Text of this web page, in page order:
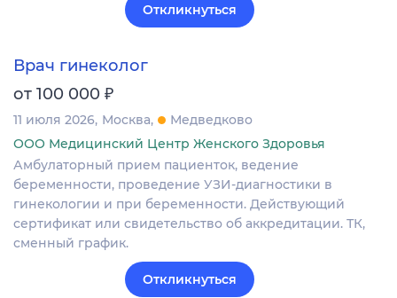
Откликнуться
Врач гинеколог
от 100 000 ₽
11 июля 2026 Москва
Медведково
ООО Медицинский Центр Женского Здоровья
Амбулаторный прием пациенток, ведение
беременности, проведение УЗИ-диагностики в
гинекологии и при беременности. Действующий
сертификат или свидетельство об аккредитации. ТК,
сменный график.
Откликнуться